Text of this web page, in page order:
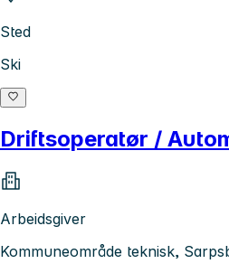
Sted
Ski
Driftsoperatør /
Arbeidsgiver
Kommuneområde teknisk,